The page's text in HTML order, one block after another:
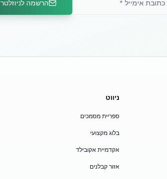
הרשמה לניוזלטר
ניווט
ספריית מסמכים
בלוג מקצועי
אקדמיית אקובילד
אזור קבלנים